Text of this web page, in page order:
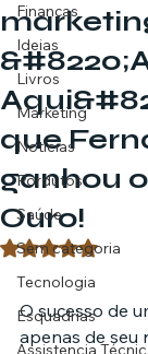
Finanças
Ideias
Livros
Marketing
Notícias
Pordutos
Saúde
Sem categoria
Tecnologia
Esquadrias
Assistencia
que
ganhou
Ouro!
Avaliado com
O sucesso de
apenas de seu